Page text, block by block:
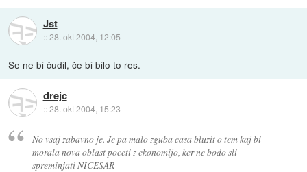
Jst
::28. okt 2004, 12:05
Se ne bi čudil, če bi bilo to res.
drejc
::28. okt 2004, 15:23
No vsaj zabavno je. Je pa malo zguba casa bluzit o tem kaj bi
morala nova oblast poceti z ekonomijo, ker ne bodo sli
spreminjati NICESAR